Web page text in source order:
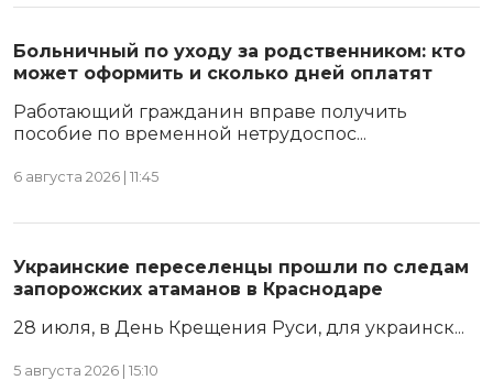
Больничный по уходу за родственником: кто
может оформить и сколько дней оплатят
Работающий гражданин вправе получить
пособие по временной нетрудоспос...
6 августа 2026 | 11:45
Украинские переселенцы прошли по следам
запорожских атаманов в Краснодаре
28 июля, в День Крещения Руси, для украинск...
5 августа 2026 | 15:10